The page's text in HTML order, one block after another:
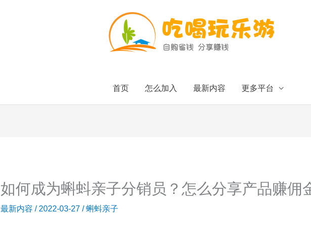
首页 怎么加入 最新内容 更多平台
如何成为蝌蚪亲子分销员？怎么分享产品赚佣
最新内容 /2022-03-27 /蝌蚪亲子